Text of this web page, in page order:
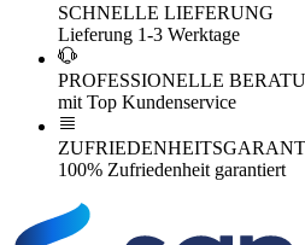
SCHNELLE LIEFERUNG
Lieferung 1-3 Werktage
PROFESSIONELLE
mit Top Kundenservice
100% Zufriedenheit garantiert